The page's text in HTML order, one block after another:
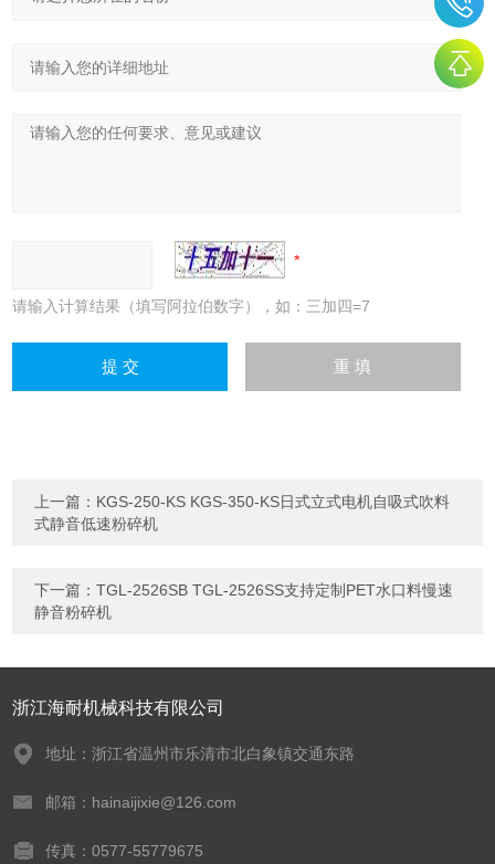
请输入计算结果（填写阿拉伯数字），如：三加四=7
上一篇： KGS-250-KS KGS-350-KS日式立式电机自吸式吹料
式静音低速粉碎机
下一篇：TGL-2526SB TGL-2526SS支持定制PET水口料慢速
静音粉碎机
浙江海耐机械科技有限公司
地址：浙江省温州市乐清市北白象镇交通东路
邮箱：hainaijixie@126.com
传真：0577-55779675